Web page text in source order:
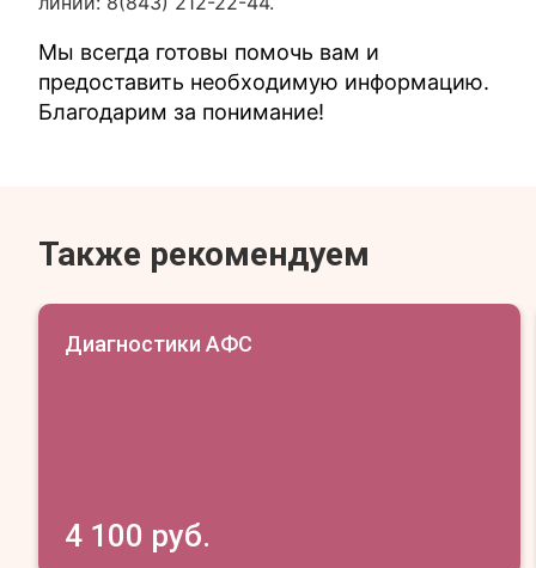
Мы всегда готовы помочь вам и
предоставить необходимую информацию.
Благодарим за понимание!
Также рекомендуем
Диагностики АФС
4 100 руб.